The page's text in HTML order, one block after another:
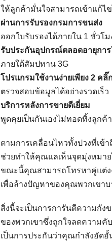
ให้ลูกค้ามั่นใจสามารถเข้าแก้ไ
ผ่านการรับรองกรมการขนส่ง
ออกใบรับรองได้ภายใน 1 ชั่วโม
รับประกันอุปกรณ์ตลอดอายุการ
ภายใต้สัมปทาน 3G
โปรแกรมใช้งานง่ายเพียง 2 คลิ๊
ตรวจสอบข้อมูลได้อย่างรวดเร็ว
บริการหลังการขายดีเยี่ยม
พูดคุยเป็นกันเองไม่ทอดทิ้งลูกค้า
ตามการเคลื่อนไหวทั้งปวงที่เข้
ช่วยทำให้คุณแลเห็นจุดมุ่งหมา
ขณะนี้คุณสามารถโทรหาคู่แต่ง
เพื่อล้างปัญหาของคุณพวกเขา
สิ่งนี้จะเป็นการการันตีความกั
ของพวกเขาซึ่งถูกใจลดความคั
เป็นการประกันว่าคุณกำลังอัดอั้